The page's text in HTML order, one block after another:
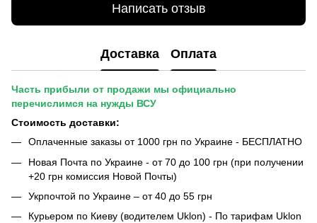
Написать отзыв
Доставка Оплата
Часть прибыли от продажи мы официально
перечислимся на нужды ВСУ
Стоимость доставки:
Оплаченные заказы от 1000 грн по Украине - БЕСПЛАТНО
Новая Почта по Украине - от 70 до 100 грн (при получении
+20 грн комиссия Новой Почты)
Укрпочтой по Украине – от 40 до 55 грн
Курьером по Киеву (водителем Uklon) - По тарифам Uklon